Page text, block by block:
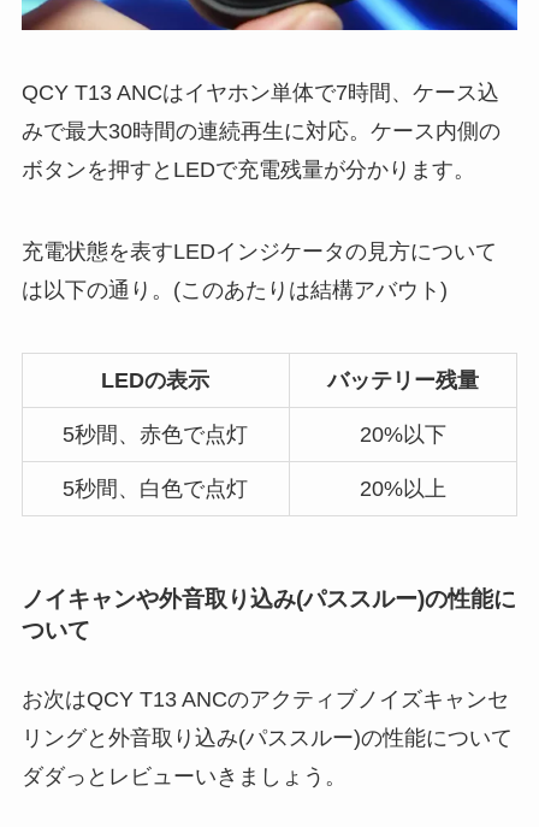
QCY T13 ANCはイヤホン単体で7時間、ケース込
みで最大30時間の連続再生に対応。ケース内側の
ボタンを押すとLEDで充電残量が分かります。
充電状態を表すLEDインジケータの見方について
は以下の通り。(このあたりは結構アバウト)
LEDの表示 バッテリー残量
5秒間、赤色で点灯 20%以下
5秒間、白色で点灯 20%以上
ノイキャンや外音取り込み(パススルー)の性能に
ついて
お次はQCY T13 ANCのアクティブノイズキャンセ
リングと外音取り込み(パススルー)の性能について
ダダっとレビューいきましょう。